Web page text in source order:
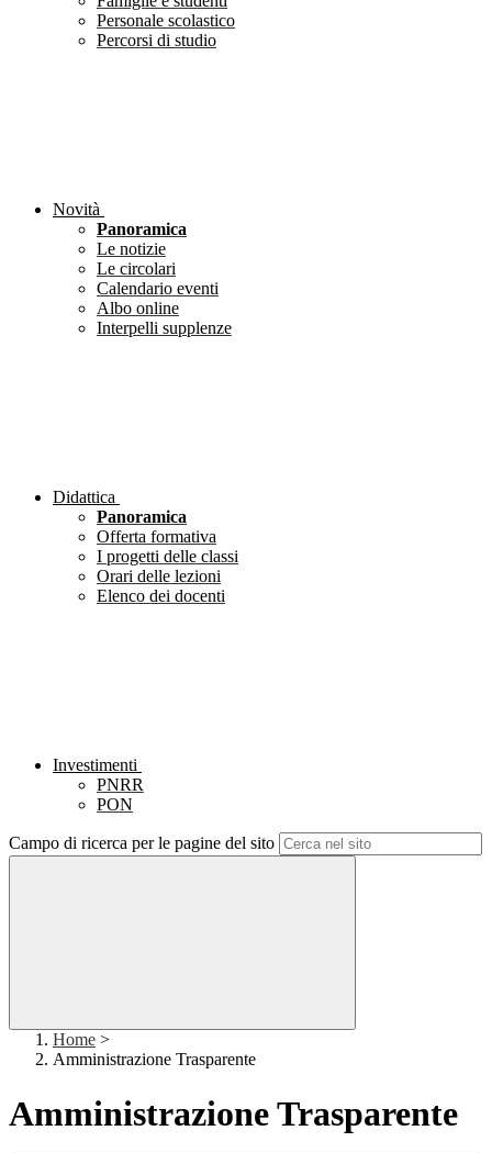
Personale scolastico
Percorsi di studio
Novità
Panoramica
Le notizie
Le circolari
Calendario eventi
Albo online
Interpelli supplenze
Didattica
Panoramica
Offerta formativa
I progetti delle classi
Orari delle lezioni
Elenco dei docenti
Investimenti
PNRR
PON
Campo di ricerca per le pagine del sito
Home >
Amministrazione Trasparente
Amministrazione Trasparente